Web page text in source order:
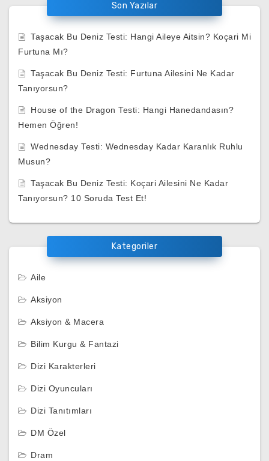
Son Yazılar
Taşacak Bu Deniz Testi: Hangi Aileye Aitsin? Koçari Mi
Furtuna Mı?
Taşacak Bu Deniz Testi: Furtuna Ailesini Ne Kadar
Tanıyorsun?
House of the Dragon Testi: Hangi Hanedandasın?
Hemen Öğren!
Wednesday Testi: Wednesday Kadar Karanlık Ruhlu
Musun?
Taşacak Bu Deniz Testi: Koçari Ailesini Ne Kadar
Tanıyorsun? 10 Soruda Test Et!
Kategoriler
Aile
Aksiyon
Aksiyon & Macera
Bilim Kurgu & Fantazi
Dizi Karakterleri
Dizi Oyuncuları
Dizi Tanıtımları
DM Özel
Dram